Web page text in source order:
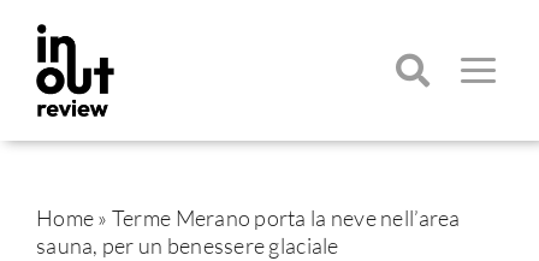
contenuto
Toggle
per:
Home» Terme Merano porta la neve nell’area
sauna, per un benessere glaciale